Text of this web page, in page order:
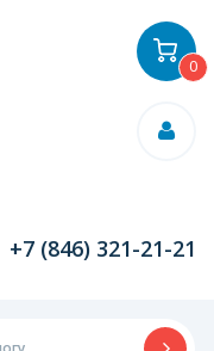
+7 (846) 321-21-21
0